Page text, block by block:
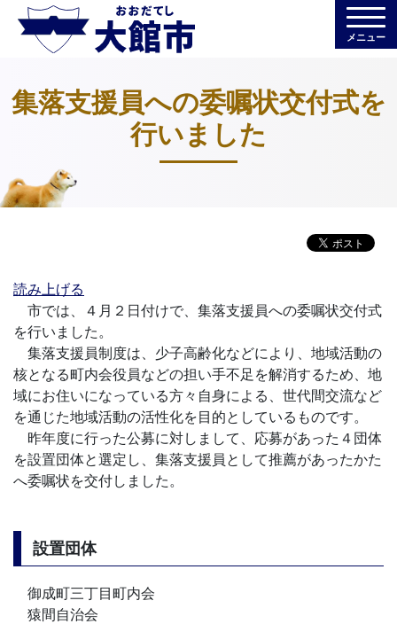
メニュー
集落支援員への委嘱状交付式を
行いました
読み上げる
市では、４月２日付けで、集落支援員への委嘱状交付式
を行いました。
集落支援員制度は、少子高齢化などにより、地域活動の
核となる町内会役員などの担い手不足を解消するため、地
域にお住いになっている方々自身による、世代間交流など
を通じた地域活動の活性化を目的としているものです。
昨年度に行った公募に対しまして、応募があった４団体
を設置団体と選定し、集落支援員として推薦があったかた
へ委嘱状を交付しました。
設置団体
御成町三丁目町内会
猿間自治会